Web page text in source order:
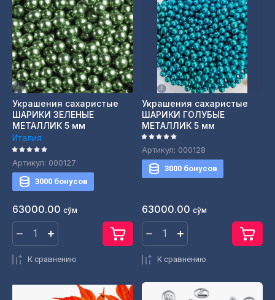
Украшения сахаристые
ШАРИКИ ЗЕЛЕНЫЕ
МЕТАЛЛИК 5 мм
Италия
Артикул: 000127
3000 бонусов
63000.00 сўм
К сравнению
Украшения сахаристые
ШАРИКИ ГОЛУБЫЕ
МЕТАЛЛИК 5 мм
Артикул: 000128
3000 бонусов
63000.00 сўм
К сравнению